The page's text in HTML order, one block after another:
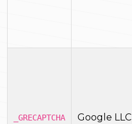
_GRECAPTCHA Google LLC